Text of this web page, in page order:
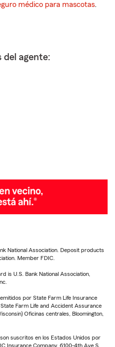
médico para mascotas.
del agente:
National Association. Deposit products
Member FDIC.
is U.S. Bank National Association,
por State Farm Life Insurance
Farm Life and Accident Assurance
Oficinas centrales, Bloomington,
suscritos en los Estados Unidos por
Insurance Company, 6100-4th Ave S,